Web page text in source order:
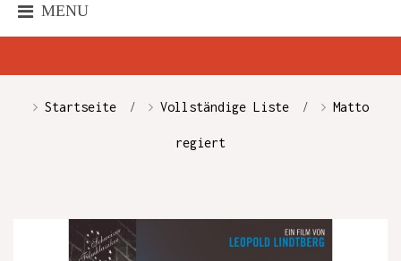
MENU
Startseite Vollständige Liste Matto
regiert